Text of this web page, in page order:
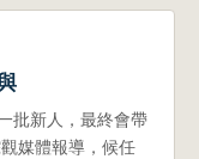
批新人，最終會帶
媒體報導，候任